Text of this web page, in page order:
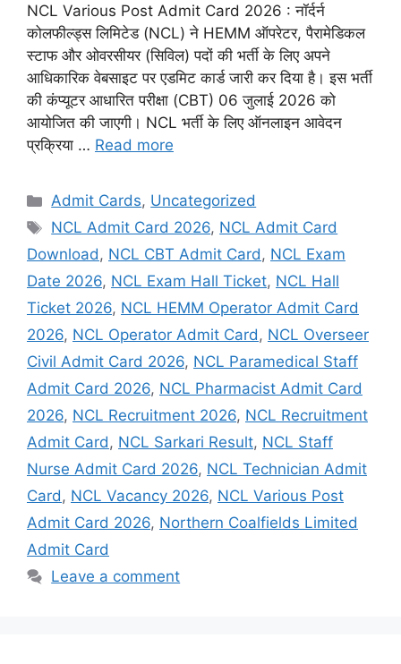
NCL Various Post Admit Card 2026 : नॉर्दर्न
कोलफील्ड्स लिमिटेड (NCL) ने HEMM ऑपरेटर, पैरामेडिकल
स्टाफ और ओवरसीयर (सिविल) पदों की भर्ती के लिए अपने
आधिकारिक वेबसाइट पर एडमिट कार्ड जारी कर दिया है। इस भर्ती
की कंप्यूटर आधारित परीक्षा (CBT) 06 जुलाई 2026 को
आयोजित की जाएगी। NCL भर्ती के लिए ऑनलाइन आवेदन
प्रक्रिया … Read more
Admit Cards, Uncategorized
NCL Admit Card 2026, NCL Admit Card
Download, NCL CBT Admit Card, NCL Exam
Date 2026, NCL Exam Hall Ticket, NCL Hall
Ticket 2026, NCL HEMM Operator Admit Card
2026, NCL Operator Admit Card, NCL Overseer
Civil Admit Card 2026, NCL Paramedical Staff
Admit Card 2026, NCL Pharmacist Admit Card
2026, NCL Recruitment 2026, NCL Recruitment
Admit Card, NCL Sarkari Result, NCL Staff
Nurse Admit Card 2026, NCL Technician Admit
Card, NCL Vacancy 2026, NCL Various Post
Admit Card 2026, Northern Coalfields Limited
Admit Card
Leave a comment